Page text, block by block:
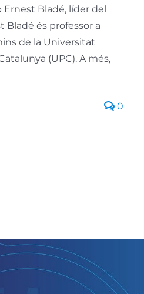
Bladé, líder del
Bladé és professor a
de la Universitat
(UPC). A més,
0